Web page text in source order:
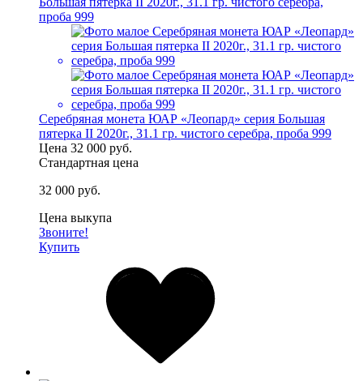
Серебряная монета ЮАР «Леопард» серия Большая
пятерка II 2020г., 31.1 гр. чистого серебра, проба 999
Цена 32 000 руб.
Стандартная цена
32 000 руб.
Цена выкупа
Звоните!
Купить